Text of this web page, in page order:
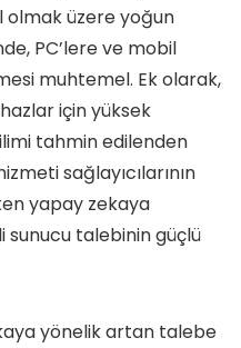
olmak üzere yoğun
PC’lere ve mobil
muhtemel. Ek olarak,
için yüksek
tahmin edilenden
sağlayıcılarının
yapay zekaya
sunucu talebinin güçlü
yönelik artan talebe